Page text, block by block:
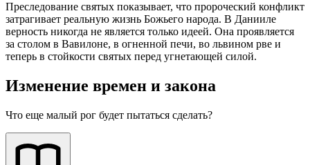
Преследование святых показывает, что пророческий конфликт
затрагивает реальную жизнь Божьего народа. В Данииле
верность никогда не является только идеей. Она проявляется
за столом в Вавилоне, в огненной печи, во львином рве и
теперь в стойкости святых перед угнетающей силой.
Изменение времен и закона
Что еще малый рог будет пытаться сделать?